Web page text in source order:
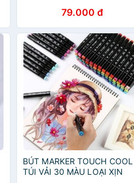
79.000 đ
BÚT MARKER TOUCH COOL
TÚI VẢI 30 MÀU LOẠI XỊN